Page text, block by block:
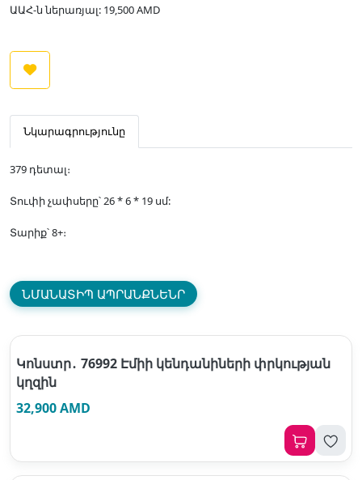
ԱԱՀ-ն ներառյալ: 19,500 AMD
Նկարագրությունը
379 դետալ։
Տուփի չափսերը՝ 26 * 6 * 19 սմ:
Տարիք՝ 8+։
ՆՄԱՆԱՏԻՊ ԱՊՐԱՆՔՆԵՆՐ
Կոնստր․ 76992 Էմիի կենդանիների փրկության
կղզին
32,900 AMD